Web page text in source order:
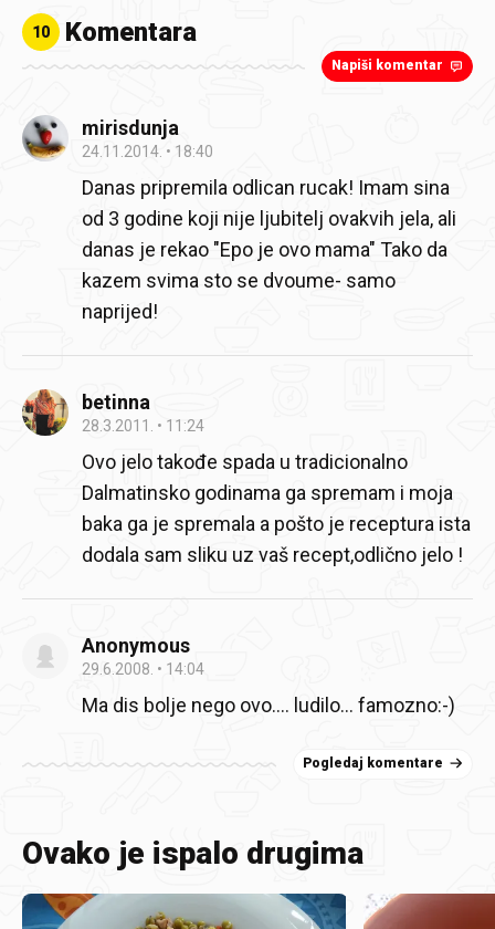
10 Komentara
Napiši komentar
mirisdunja
24.11.2014. 18:40
Danas pripremila odlican rucak! Imam sina
od 3 godine koji nije ljubitelj ovakvih jela, ali
danas je rekao "Epo je ovo mama" Tako da
kazem svima sto se dvoume- samo
naprijed!
betinna
28.3.2011. 11:24
Ovo jelo takođe spada u tradicionalno
Dalmatinsko godinama ga spremam i moja
baka ga je spremala a pošto je receptura ista
dodala sam sliku uz vaš recept,odlično jelo !
Anonymous
29.6.2008. 14:04
Ma dis bolje nego ovo…. ludilo… famozno:-)
Pogledaj komentare
Ovako je ispalo drugima